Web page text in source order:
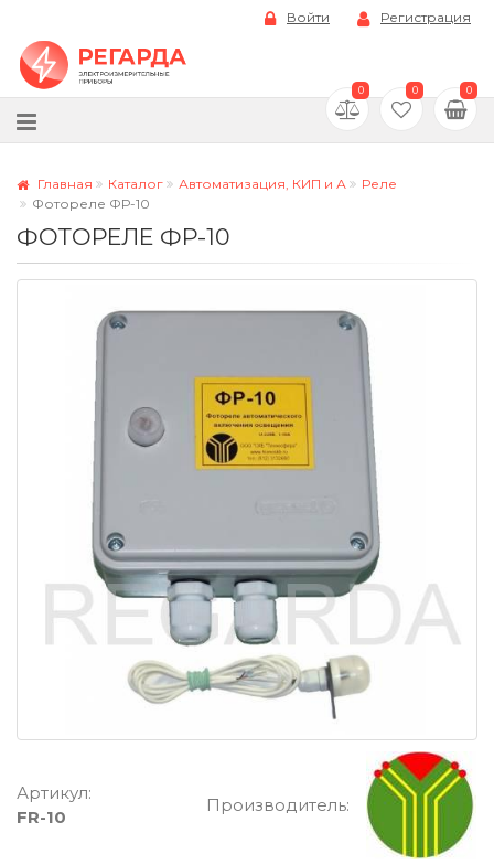
Войти Регистрация
0 0 0
Главная Каталог Автоматизация, КИП и А
Реле
Фотореле ФР-10
ФОТОРЕЛЕ ФР-10
Артикул:
FR-10
Производитель: